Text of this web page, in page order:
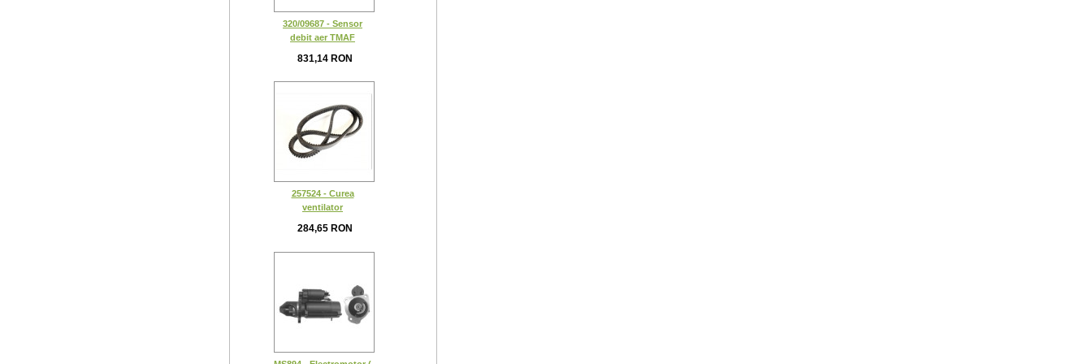
320/09687 - Sensor
debit aer TMAF
831,14 RON
257524 - Curea
ventilator
284,65 RON